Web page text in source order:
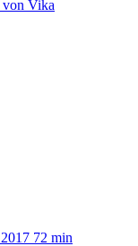
von Vika
2017 72 min